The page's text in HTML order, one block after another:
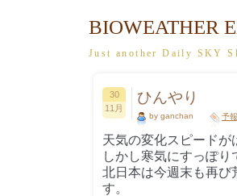
BIOWEATHER
Just another Daily SKY
30
11月
ひんやり
by ganchan 予
天気の変化スピード
しかし寒気にすっぽ
北日本は今週末も再び
す。